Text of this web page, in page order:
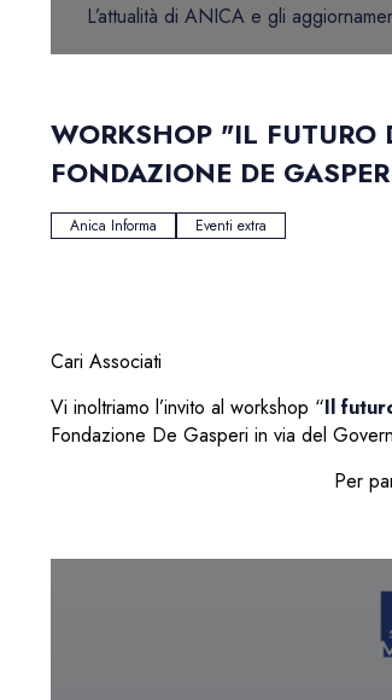
L’attualità di ANICA e gli
WORKSHOP "IL
FONDAZIONE DE
Anica Informa Eventi extra
Cari Associati
Vi inoltriamo l’invito al workshop “Il
Fondazione De Gasperi in via del
Per